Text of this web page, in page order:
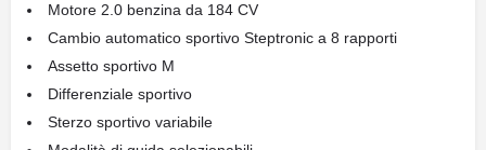
Motore 2.0 benzina da 184 CV
Cambio automatico sportivo Steptronic a 8 rapporti
Assetto sportivo M
Differenziale sportivo
Sterzo sportivo variabile